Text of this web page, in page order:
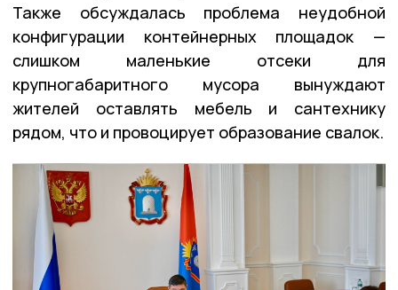
Также обсуждалась проблема неудобной
конфигурации контейнерных площадок —
слишком маленькие отсеки для
крупногабаритного мусора вынуждают
жителей оставлять мебель и сантехнику
рядом, что и провоцирует образование свалок.